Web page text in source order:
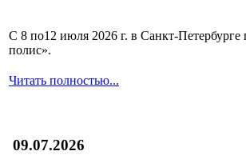
С 8 по12 июля 2026 г. в Санкт-
полис».
Читать полностью...
09.07.2026